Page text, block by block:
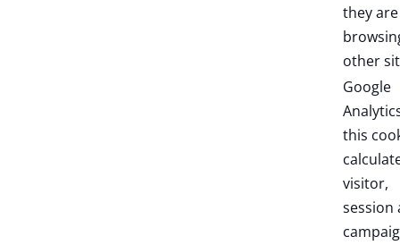
they are
other
Google
this
visitor,
session